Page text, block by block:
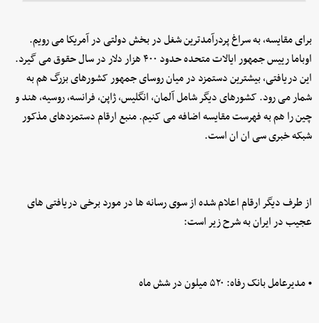
برای مقایسه، به سراغ پردرآمدترین شغل در بخش دولتی در آمریکا می رویم.
اوباما رییس جمهور ایالات متحده حدود ۴۰۰ هزار دلار در سال حقوق می گیرد.
این دریافتی، بیشترین دستمزد در میان روسای جمهور کشورهای بزرگ هم به
شمار می رود. کشورهای دیگر شامل آلمان، انگلیس، ژاپن، فرانسه، روسیه، هند و
چین را هم به فهرست مقایسه اضافه می کنیم. منبع ارقام دستمزدهای مذکور
شبکه خبری سی ان ان است.
از طرف دیگر ارقام اعلام شده از سوی رسانه ها در مورد برخی دریافتی های
عجیب در ایران به شرح زیر است:
• مدیرعامل بانک رفاه: ۵۲۰ میلون در شش ماه